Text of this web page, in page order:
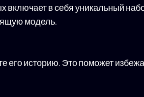
включает в себя уникальный
модель.
его историю. Это поможет